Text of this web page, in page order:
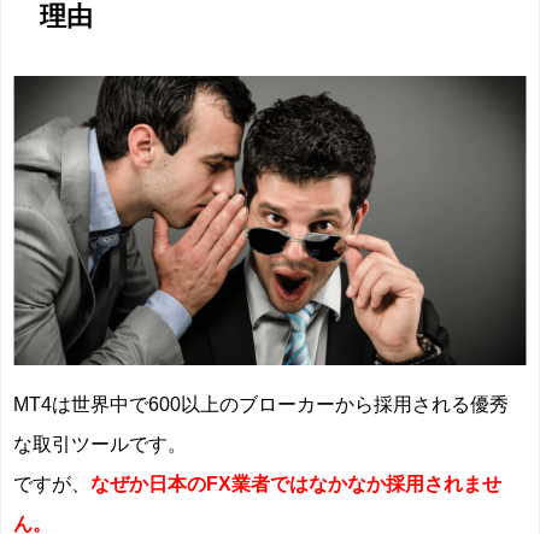
理由
MT4は世界中で600以上のブローカーから採用される優秀
な取引ツールです。
ですが、 なぜか日本のFX業者ではなかなか採用されませ
ん。